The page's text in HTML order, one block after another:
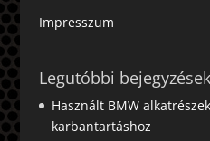
Impresszum
Legutóbbi bejegyzések
Használt BMW
karbantartáshoz